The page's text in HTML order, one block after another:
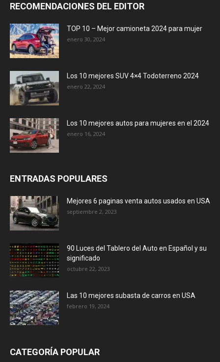
RECOMENDACIONES DEL EDITOR
TOP 10 – Mejor camioneta 2024 para mujer
enero 30, 2024
Los 10 mejores SUV 4×4 Todoterreno 2024
enero 22, 2024
Los 10 mejores autos para mujeres en el 2024
enero 16, 2024
ENTRADAS POPULARES
Mejores 6 paginas venta autos usados en USA
septiembre 2, 2023
90 Luces del Tablero del Auto en Español y su
significado
octubre 22, 2023
Las 10 mejores subasta de carros en USA
febrero 19, 2024
CATEGORÍA POPULAR